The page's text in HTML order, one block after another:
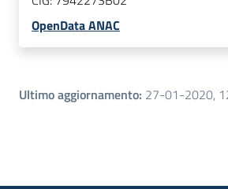
OpenData ANAC
Ultimo aggiornamento: 27-01-2020,